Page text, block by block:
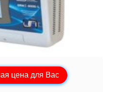
цена для Вас